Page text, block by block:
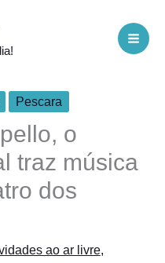
Pescara
o
traz música
dos
ao ar livre,